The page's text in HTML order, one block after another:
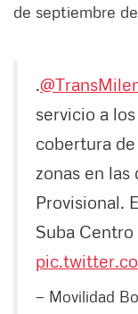
de septiembre
.
servicio a
cobertura
zonas en
Provisional.
Suba
— Movilidad